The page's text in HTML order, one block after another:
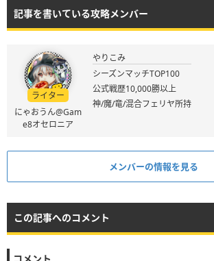
記事を書いている攻略メンバー
ライター
にゃおうん@Gam
e8オセロニア
やりこみ
シーズンマッチTOP100
公式戦歴10,000勝以上
神/魔/竜/混合フェリヤ所持
メンバーの情報を見る
この記事へのコメント